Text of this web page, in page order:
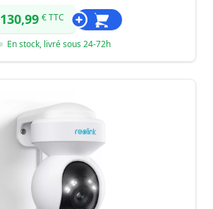
130,99 € TTC
En stock, livré sous 24-72h